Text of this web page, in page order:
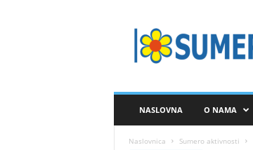
NASLOVNA O NAMA
Naslovnica Sumero aktivnosti